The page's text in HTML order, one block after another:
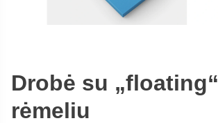
Drobė su „floating“
rėmeliu